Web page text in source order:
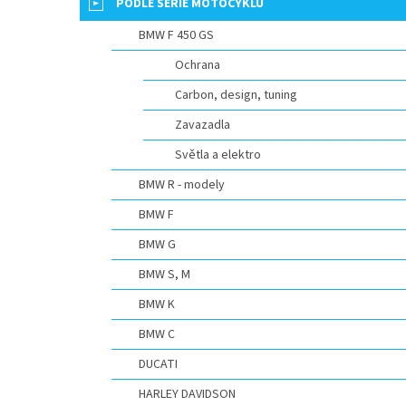
a
PODLE SERIE MOTOCYKLU
BMW F 450 GS
Ochrana
Carbon, design, tuning
Zavazadla
Světla a elektro
BMW R - modely
BMW F
BMW G
BMW S, M
BMW K
BMW C
DUCATI
HARLEY DAVIDSON